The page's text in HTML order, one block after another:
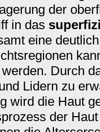
der
in das
eine
Durch
Lidern zu
wird die Haut
der